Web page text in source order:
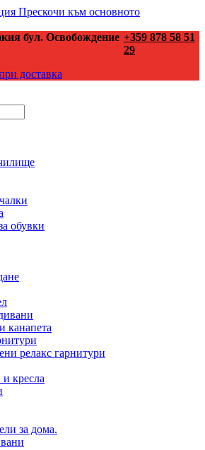
Прескочи към основното
бул. Освобождение +359 878 58 51
29
доставка
обувки
канапета
релакс гарнитури
кресла
за дома.